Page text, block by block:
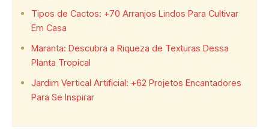
Tipos de Cactos: +70 Arranjos Lindos Para Cultivar
Em Casa
Maranta: Descubra a Riqueza de Texturas Dessa
Planta Tropical
Jardim Vertical Artificial: +62 Projetos Encantadores
Para Se Inspirar